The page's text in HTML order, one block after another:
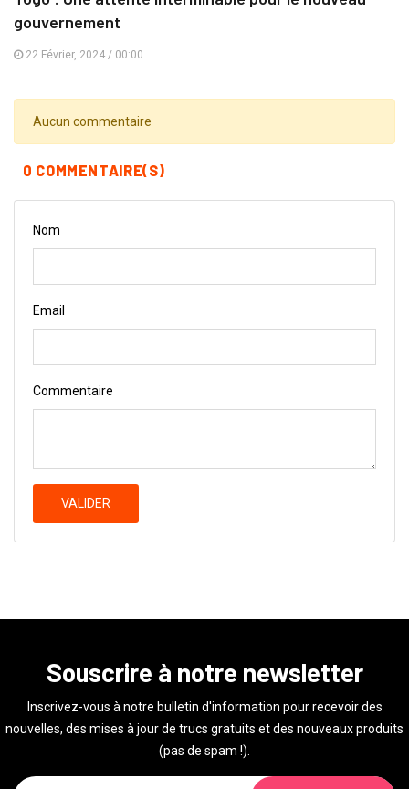
gouvernement
22 Février, 2024 / 00:00
Aucun commentaire
0 COMMENTAIRE(S)
Nom
Email
Commentaire
VALIDER
Souscrire à notre newsletter
Inscrivez-vous à notre bulletin d'information pour recevoir des
nouvelles, des mises à jour de trucs gratuits et des nouveaux produits
(pas de spam !).